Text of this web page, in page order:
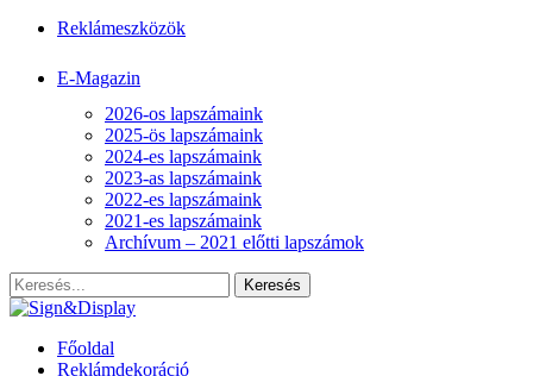
Reklámeszközök
E-Magazin
2026-os lapszámaink
2025-ös lapszámaink
2024-es lapszámaink
2023-as lapszámaink
2022-es lapszámaink
2021-es lapszámaink
Archívum – 2021 előtti lapszámok
Főoldal
Reklámdekoráció